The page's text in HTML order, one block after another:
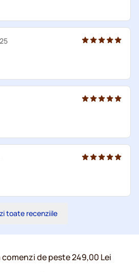
toate recenziile
de peste 249,00 Lei